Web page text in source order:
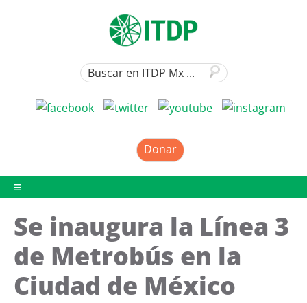
Donar
Se inaugura la Línea 3
de Metrobús en la
Ciudad de México